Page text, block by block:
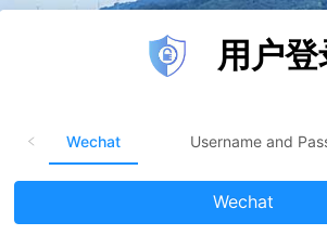
用户登
Wechat Username and
Wechat